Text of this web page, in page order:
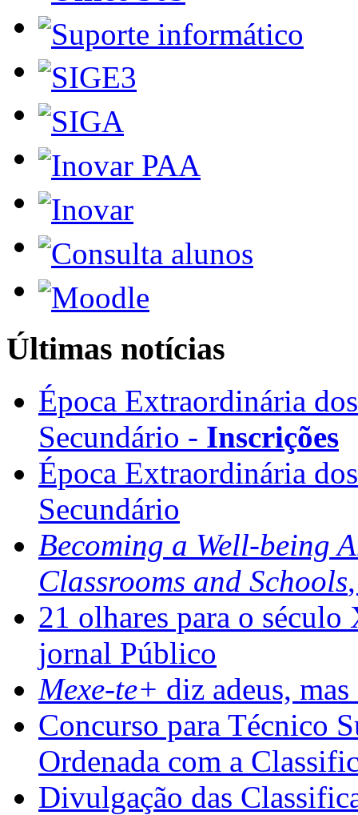
Últimas notícias
Época Extraordinária
Secundário - Inscrições
Época Extraordinária
Secundário
Becoming a Well-being
Classrooms and Schools
21 olhares para o
jornal Público
Mexe-te+ diz adeus,
Concurso para Técnico
Ordenada com a
Divulgação das